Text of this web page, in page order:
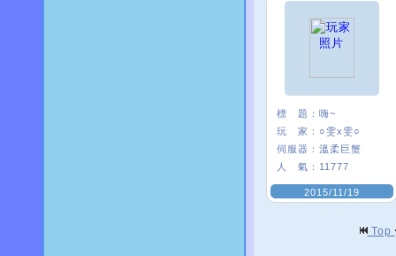
標 題： 嗨~
玩 家： ○雯x雯○
伺服器： 溫柔巨蟹
人 氣： 11777
2015/11/19
Top